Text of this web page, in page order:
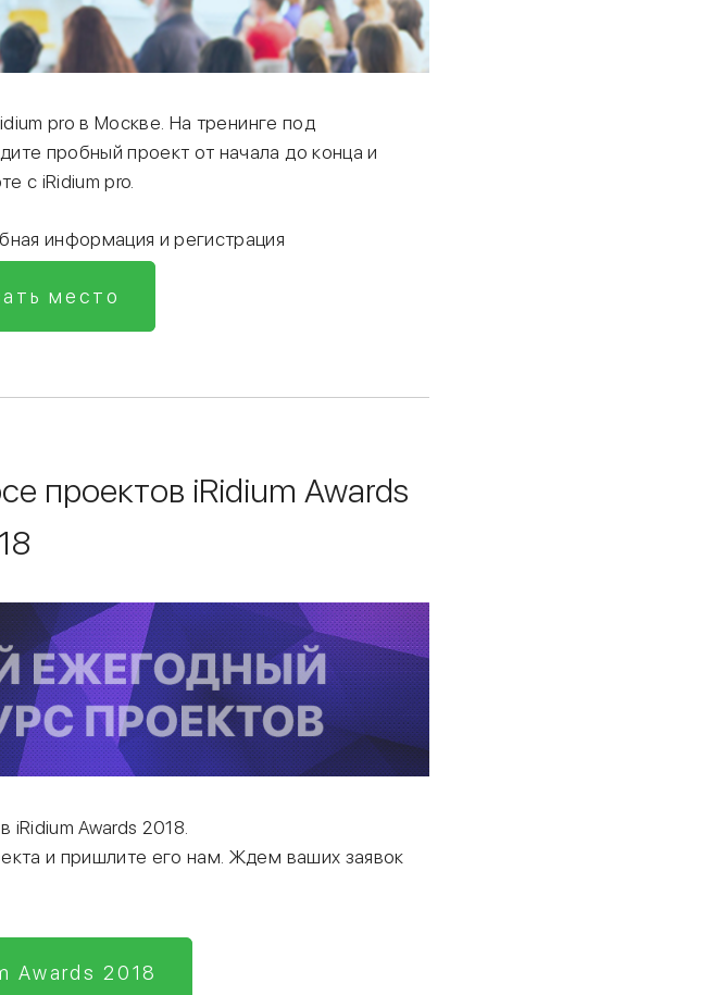
pro в Москве. На тренинге под
пробный проект от начала до конца и
с iRidium pro.
информация и регистрация
место
проектов iRidium Awards
Awards 2018.
и пришлите его нам. Ждем ваших заявок
Awards 2018